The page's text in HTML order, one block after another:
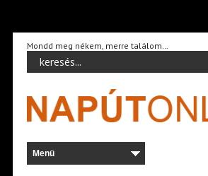
Mondd meg nékem, merre találom…